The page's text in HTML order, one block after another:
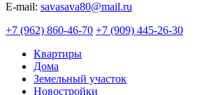
E-mail: savasava80@mail.ru
+7 (962) 860-46-70 +7 (909) 445-26-30
Квартиры
Дома
Земельный участок
Новостройки